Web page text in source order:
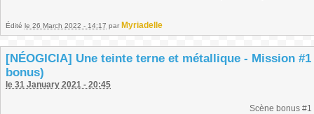
Édité le 26 March 2022 - 14:17 par Myriadelle
[NÉOGICIA] Une teinte terne et métallique - Mission #1
bonus)
le 31 January 2021 - 20:45
Scène bonus #1